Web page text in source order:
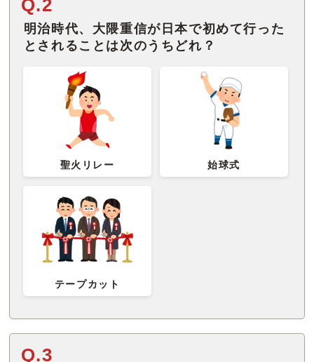
Q.2
明治時代、大隈重信が日本で初めて行った
とされることは次のうちどれ？
聖火リレー 始球式
テープカット
Q.3